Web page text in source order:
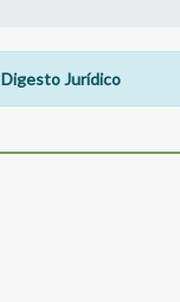
Jurídico